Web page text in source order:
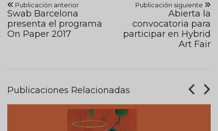
Publicación anterior
Swab Barcelona
presenta el programa
On Paper 2017
Publicación siguiente
Abierta la
convocatoria para
participar en Hybrid
Art Fair
Publicaciones Relacionadas